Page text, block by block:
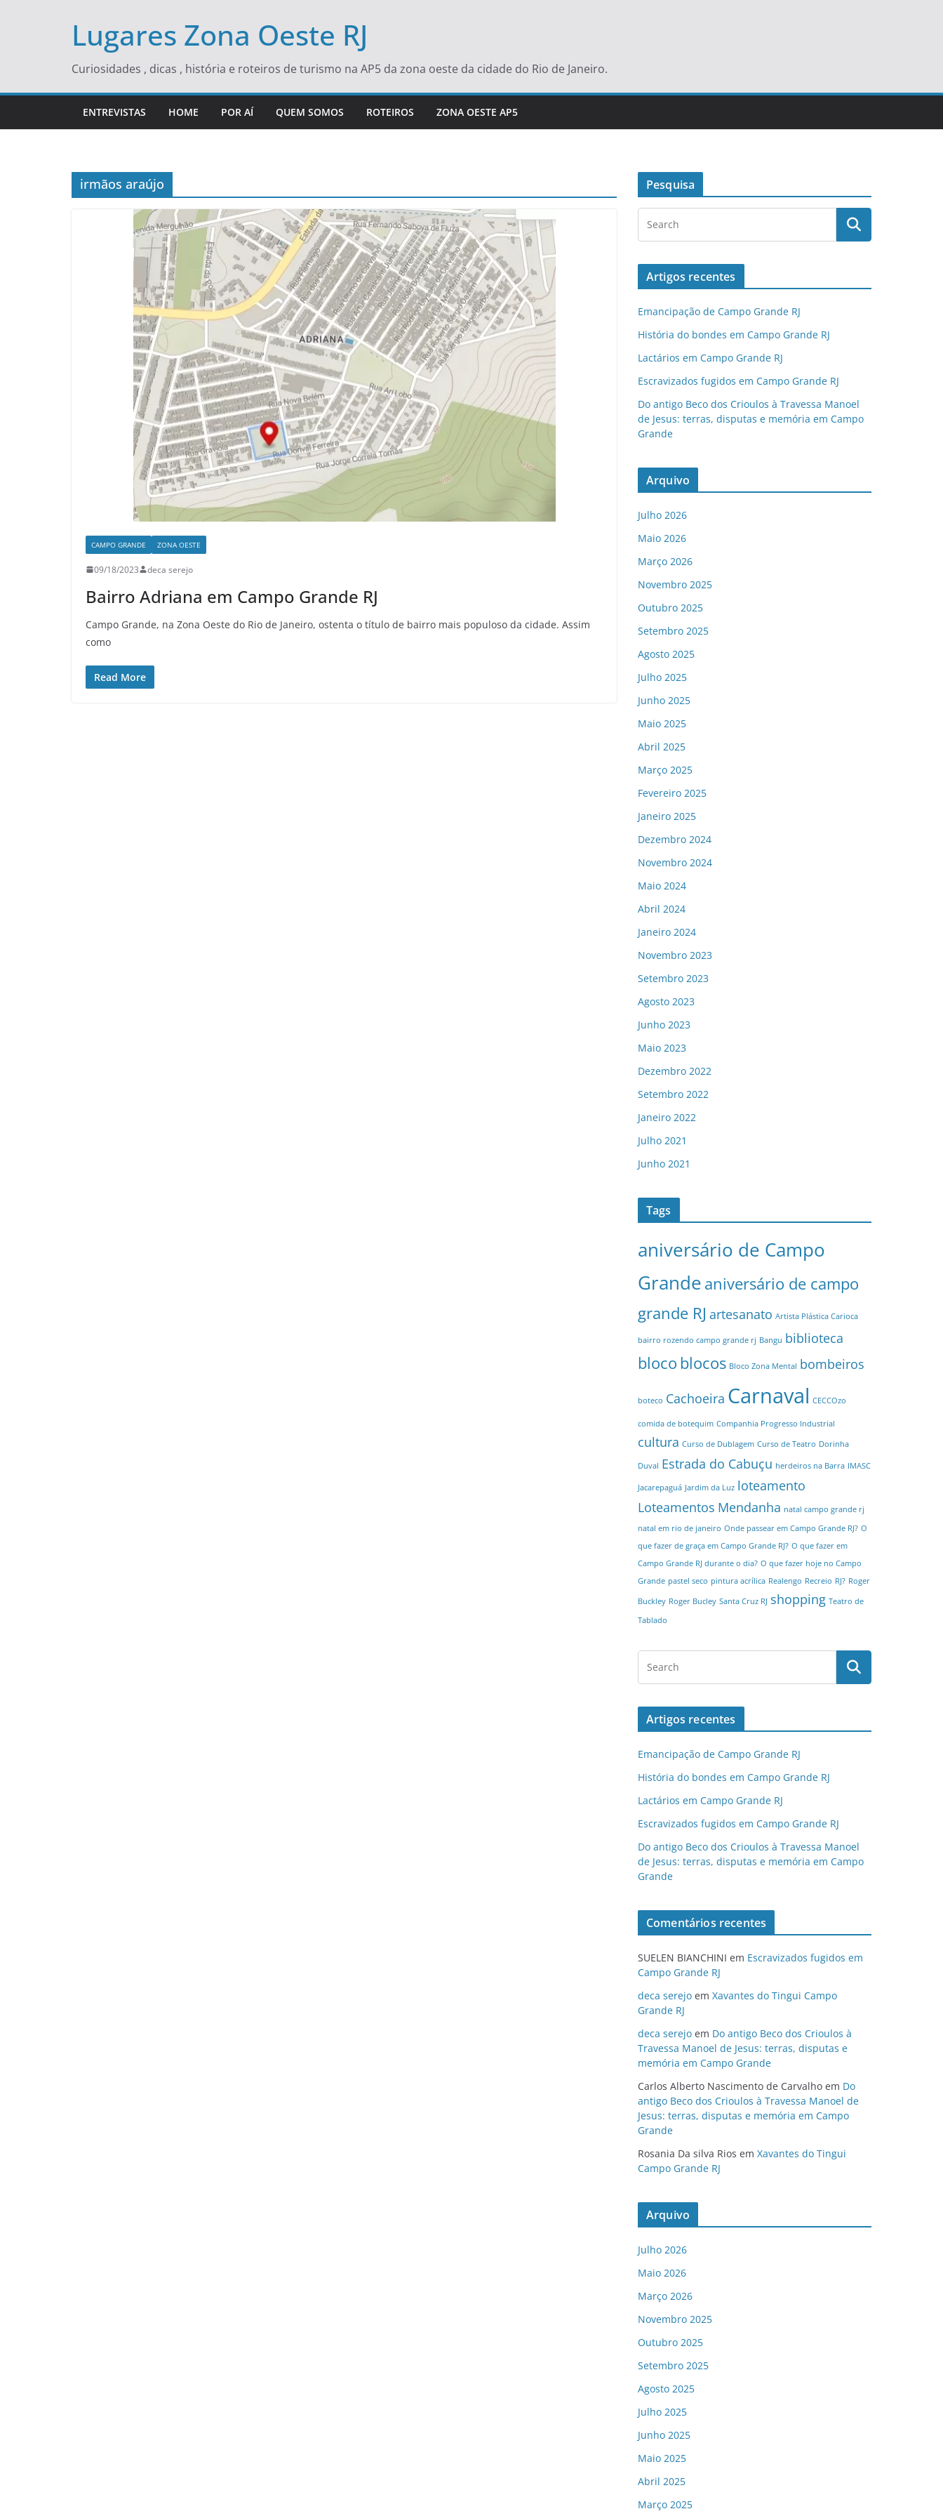
Lugares Zona Oeste RJ
Curiosidades , dicas , história e roteiros de turismo na AP5 da zona oeste da cidade do Rio de Janeiro.
ENTREVISTAS HOME POR AÍ QUEM SOMOS ROTEIROS ZONA OESTE AP5
irmãos araújo
CAMPO GRANDE ZONA OESTE
09/18/2023 deca serejo
Bairro Adriana em Campo Grande RJ
Campo Grande, na Zona Oeste do Rio de Janeiro, ostenta o título de bairro mais populoso da cidade. Assim
como
Read More
Pesquisa
Artigos recentes
Emancipação de Campo Grande RJ
História do bondes em Campo Grande RJ
Lactários em Campo Grande RJ
Escravizados fugidos em Campo Grande RJ
Do antigo Beco dos Crioulos à Travessa Manoel
de Jesus: terras, disputas e memória em Campo
Grande
Arquivo
Julho 2026
Maio 2026
Março 2026
Novembro 2025
Outubro 2025
Setembro 2025
Agosto 2025
Julho 2025
Junho 2025
Maio 2025
Abril 2025
Março 2025
Fevereiro 2025
Janeiro 2025
Dezembro 2024
Novembro 2024
Maio 2024
Abril 2024
Janeiro 2024
Novembro 2023
Setembro 2023
Agosto 2023
Junho 2023
Maio 2023
Dezembro 2022
Setembro 2022
Janeiro 2022
Julho 2021
Junho 2021
Tags
aniversário de Campo
Grandeaniversário de campo
grande RJ artesanato Artista Plástica Carioca
bairro rozendo campo grande rj Bangu biblioteca
blocoblocos Bloco Zona Mental bombeiros
boteco Cachoeira Carnaval CECCOzo
comida de botequim Companhia Progresso Industrial
cultura Curso de Dublagem Curso de Teatro Dorinha
Duval Estrada do Cabuçu herdeiros na Barra IMASC
Jacarepaguá Jardim da Luz loteamento
Loteamentos Mendanha natal campo grande rj
natal em rio de janeiro Onde passear em Campo Grande RJ? O
que fazer de graça em Campo Grande RJ? O que fazer em
Campo Grande RJ durante o dia? O que fazer hoje no Campo
Grande pastel seco pintura acrílica Realengo Recreio RJ? Roger
Buckley Roger Bucley Santa Cruz RJ shopping Teatro de
Tablado
Artigos recentes
Emancipação de Campo Grande RJ
História do bondes em Campo Grande RJ
Lactários em Campo Grande RJ
Escravizados fugidos em Campo Grande RJ
Do antigo Beco dos Crioulos à Travessa Manoel
de Jesus: terras, disputas e memória em Campo
Grande
Comentários recentes
SUELEN BIANCHINI em Escravizados fugidos em
Campo Grande RJ
deca serejo em Xavantes do Tingui Campo
Grande RJ
deca serejo em Do antigo Beco dos Crioulos à
Travessa Manoel de Jesus: terras, disputas e
memória em Campo Grande
Carlos Alberto Nascimento de Carvalho em Do
antigo Beco dos Crioulos à Travessa Manoel de
Jesus: terras, disputas e memória em Campo
Grande
Rosania Da silva Rios em Xavantes do Tingui
Campo Grande RJ
Arquivo
Julho 2026
Maio 2026
Março 2026
Novembro 2025
Outubro 2025
Setembro 2025
Agosto 2025
Julho 2025
Junho 2025
Maio 2025
Abril 2025
Março 2025